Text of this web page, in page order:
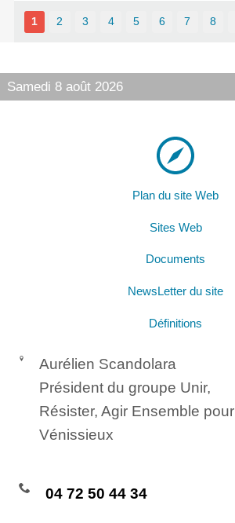
1 2 3 4 5 6 7 8
Samedi 8 août 2026
Plan du site Web
Sites Web
Documents
NewsLetter du site
Définitions
Aurélien Scandolara
Président du groupe Unir,
Résister, Agir Ensemble pour
Vénissieux
04 72 50 44 34